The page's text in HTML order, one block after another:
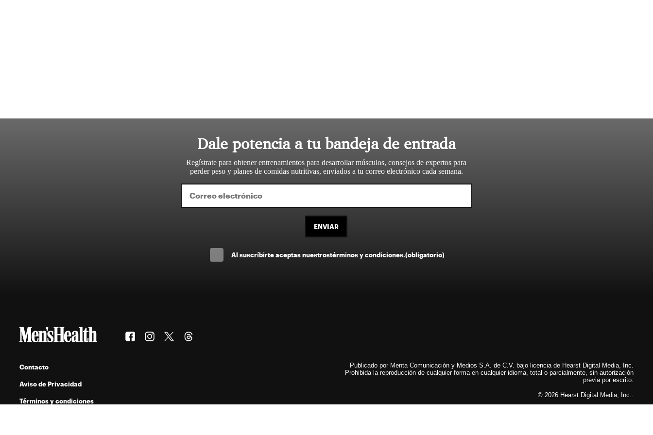
Dale potencia a tu bandeja de entrada
Regístrate para obtener entrenamientos para desarrollar músculos, consejos de expertos para
perder peso y planes de comidas nutritivas, enviados a tu correo electrónico cada semana.
ENVIAR
Al suscríbirte aceptas nuestrostérminos y condiciones.(obligatorio)
Contacto
Aviso de Privacidad
Términos y condiciones
Publicado por Menta Comunicación y Medios S.A. de C.V. bajo licencia de Hearst Digital Media, Inc.
Prohibida la reproducción de cualquier forma en cualquier idioma, total o parcialmente, sin autorización
previa por escrito.
© 2026 Hearst Digital Media, Inc..